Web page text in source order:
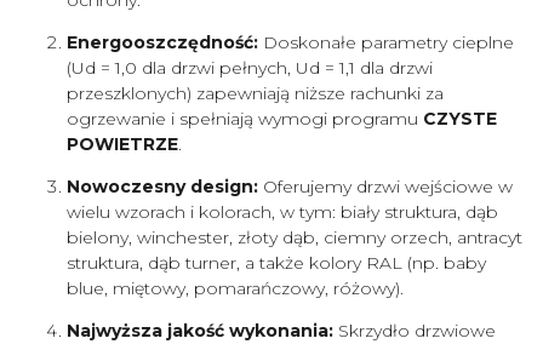
Energooszczędność: Doskonałe parametry cieplne
(Ud = 1,0 dla drzwi pełnych, Ud = 1,1 dla drzwi
przeszklonych) zapewniają niższe rachunki za
ogrzewanie i spełniają wymogi programu CZYSTE
POWIETRZE.
Nowoczesny design: Oferujemy drzwi wejściowe w
wielu wzorach i kolorach, w tym: biały struktura, dąb
bielony, winchester, złoty dąb, ciemny orzech, antracyt
struktura, dąb turner, a także kolory RAL (np. baby
blue, miętowy, pomarańczowy, różowy).
Najwyższa jakość wykonania: Skrzydło drzwiowe